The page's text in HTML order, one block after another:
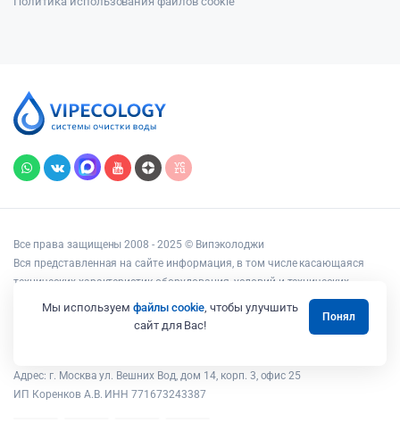
Все права защищены 2008 - 2025 © Випэколоджи
Вся представленная на сайте информация, в том числе касающаяся
технических характеристик оборудования, условий и технических
возможностей подключения, наличия на складе, стоимости товаров и
услуг, носит информационный характер и ни при каких условиях не
является публичной офертой, определяемой положениями статьи 437
Адрес: г. Москва ул. Вешних Вод, дом 14, корп. 3, офис 25
ИП Коренков А.В. ИНН 771673243387
Мы используем файлы cookie, чтобы улучшить
сайт для Вас!
Понял